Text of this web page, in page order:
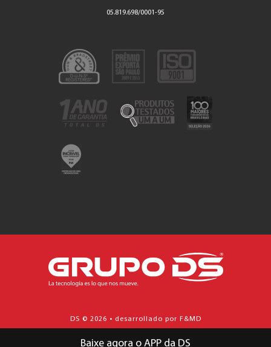
Baixe agora o APP da DS
05.819.698/0001-95
DS © 2026 • desarrollado por F&MD